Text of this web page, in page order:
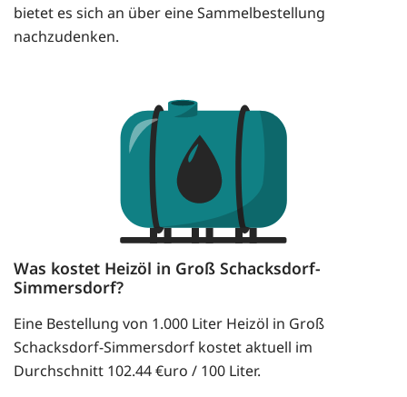
bietet es sich an über eine Sammelbestellung
nachzudenken.
Was kostet Heizöl in Groß Schacksdorf-
Simmersdorf?
Eine Bestellung von 1.000 Liter Heizöl in Groß
Schacksdorf-Simmersdorf kostet aktuell im
Durchschnitt 102.44 €uro / 100 Liter.